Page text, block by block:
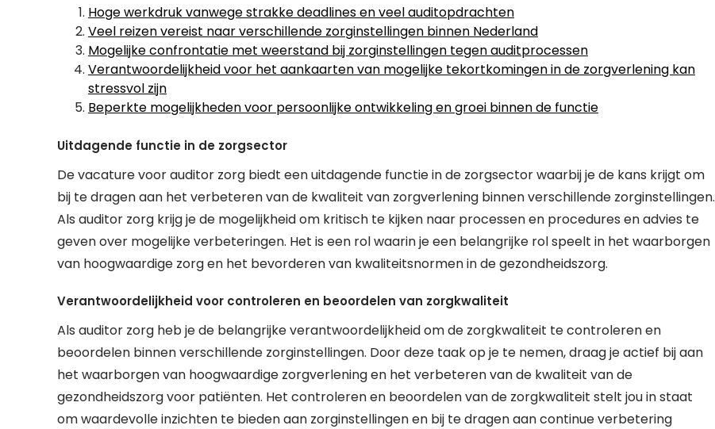
Hoge werkdruk vanwege strakke deadlines en veel auditopdrachten
Veel reizen vereist naar verschillende zorginstellingen binnen Nederland
Mogelijke confrontatie met weerstand bij zorginstellingen tegen auditprocessen
Verantwoordelijkheid voor het aankaarten van mogelijke tekortkomingen in de zorgverlening kan
stressvol zijn
Beperkte mogelijkheden voor persoonlijke ontwikkeling en groei binnen de functie
Uitdagende functie in de zorgsector
De vacature voor auditor zorg biedt een uitdagende functie in de zorgsector waarbij je de kans krijgt om
bij te dragen aan het verbeteren van de kwaliteit van zorgverlening binnen verschillende zorginstellingen.
Als auditor zorg krijg je de mogelijkheid om kritisch te kijken naar processen en procedures en advies te
geven over mogelijke verbeteringen. Het is een rol waarin je een belangrijke rol speelt in het waarborgen
van hoogwaardige zorg en het bevorderen van kwaliteitsnormen in de gezondheidszorg.
Verantwoordelijkheid voor controleren en beoordelen van zorgkwaliteit
Als auditor zorg heb je de belangrijke verantwoordelijkheid om de zorgkwaliteit te controleren en
beoordelen binnen verschillende zorginstellingen. Door deze taak op je te nemen, draag je actief bij aan
het waarborgen van hoogwaardige zorgverlening en het verbeteren van de kwaliteit van de
gezondheidszorg voor patiënten. Het controleren en beoordelen van de zorgkwaliteit stelt jou in staat
om waardevolle inzichten te bieden aan zorginstellingen en bij te dragen aan continue verbetering